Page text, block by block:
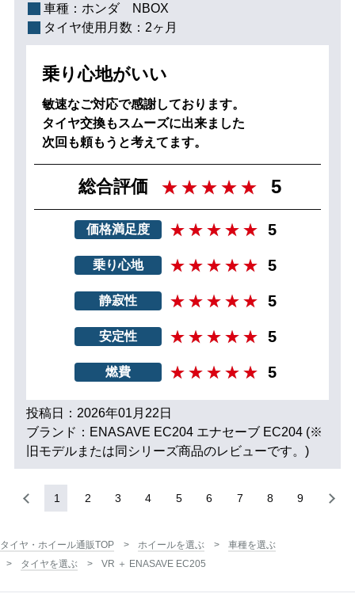
車種： ホンダ NBOX
タイヤ使用月数： 2ヶ月
乗り心地がいい
敏速なご対応で感謝しております。
タイヤ交換もスムーズに出来ました
次回も頼もうと考えてます。
総合評価 5
価格満足度 5
乗り心地 5
静寂性 5
安定性 5
燃費 5
投稿日：2026年01月22日
ブランド：ENASAVE EC204 エナセーブ EC204 (※
旧モデルまたは同シリーズ商品のレビューです。)
1 2 3 4 5 6 7 8 9
タイヤ・ホイール通販TOP ホイールを選ぶ
車種を選ぶ
タイヤを選ぶ
VR ＋ ENASAVE EC205